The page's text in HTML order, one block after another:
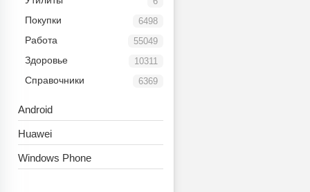
6498
Покупки
55049
Работа
10311
Здоровье
6369
Справочники
Android
Huawei
Windows Phone